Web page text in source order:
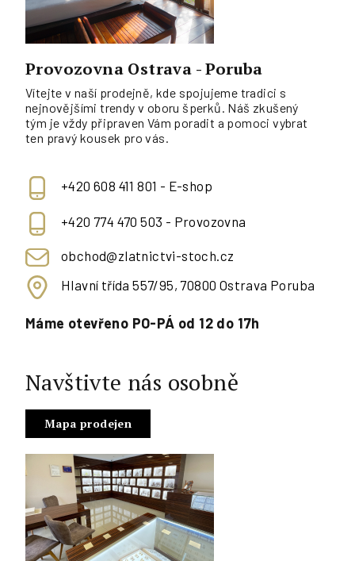
Provozovna Ostrava - Poruba
Vítejte v naší prodejně, kde spojujeme tradici s
nejnovějšími trendy v oboru šperků. Náš zkušený
tým je vždy připraven Vám poradit a pomoci vybrat
ten pravý kousek pro vás.
+420 608 411 801 - E-shop
+420 774 470 503 - Provozovna
obchod@zlatnictvi-stoch.cz
Hlavní třída 557/95, 70800 Ostrava Poruba
Máme otevřeno PO-PÁ od 12 do 17h
Navštivte nás osobně
Mapa prodejen